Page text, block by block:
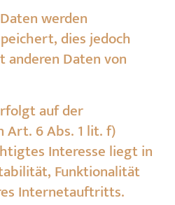
werden
dies jedoch
Daten von
auf der
Art. 6 Abs. 1 lit. f)
Interesse liegt in
Funktionalität
Internetauftritts.